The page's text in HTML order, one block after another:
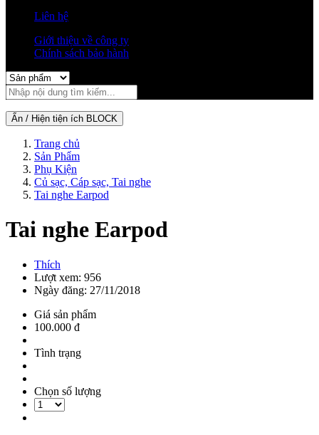
Liên hệ
Giới thiệu về công ty
Chính sách bảo hành
Ẩn / Hiện tiện ích BLOCK
Trang chủ
Sản Phẩm
Phụ Kiện
Củ sạc, Cáp sạc, Tai nghe
Tai nghe Earpod
Tai nghe Earpod
Thích
Lượt xem: 956
Ngày đăng: 27/11/2018
Giá sản phẩm
100.000 đ
Tình trạng
Chọn số lượng